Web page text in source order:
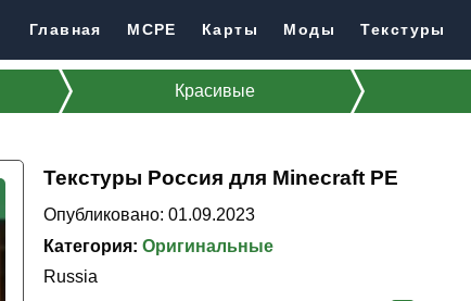
Главная MCPE Карты Моды Текстуры
Красивые
Текстуры Россия для Minecraft PE
Опубликовано: 01.09.2023
Категория:Оригинальные
Russia